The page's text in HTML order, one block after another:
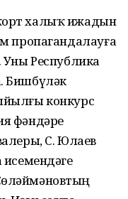
халыҡ ижадын
пропагандалауға
Уны Республика
Бишбүләк
конкурс
фәндәре
С. Юлаев